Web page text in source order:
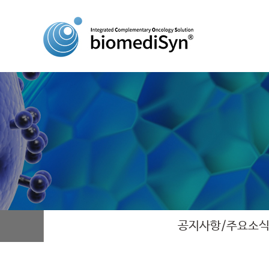
공지사항/주요소식